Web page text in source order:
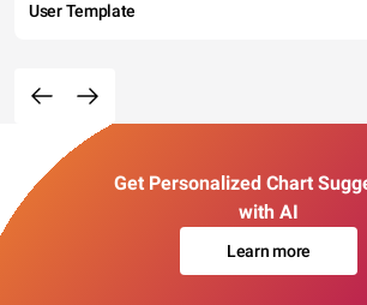
User Template
Get Personalized Chart
with AI
Learn more